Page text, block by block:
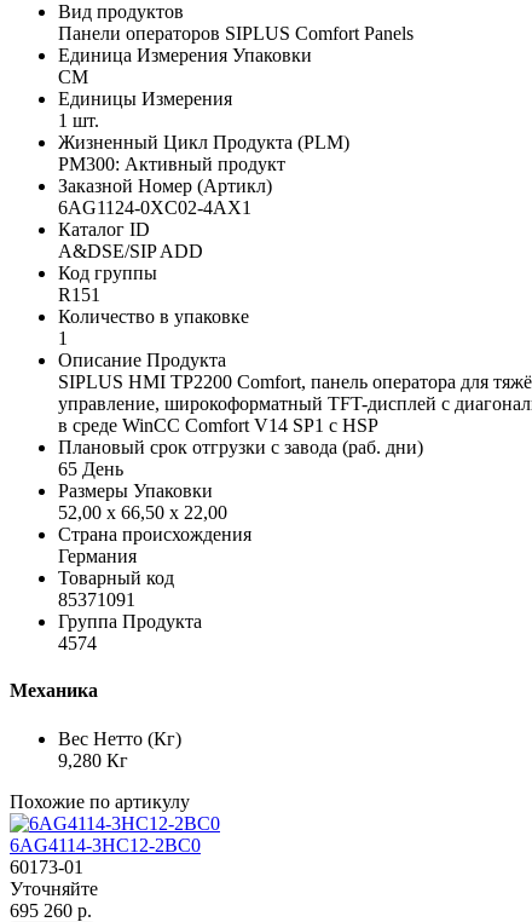
Вид продуктов
Панели операторов SIPLUS Comfort Panels
Единица Измерения Упаковки
CM
Единицы Измерения
1 шт.
Жизненный Цикл Продукта (PLM)
PM300: Активный продукт
Заказной Номер (Артикл)
6AG1124-0XC02-4AX1
Каталог ID
A&DSE/SIP ADD
Код группы
R151
Количество в упаковке
1
Описание Продукта
SIPLUS HMI TP2200 Comfort, панель оператора для
управление, широкоформатный TFT-дисплей с
в среде WinCC Comfort V14 SP1 с HSP
Плановый срок отгрузки с завода (раб. дни)
65 День
Размеры Упаковки
52,00 x 66,50 x 22,00
Страна происхождения
Германия
Товарный код
85371091
Группа Продукта
4574
Механика
Вес Нетто (Кг)
9,280 Кг
Похожие по артикулу
6AG4114-3HC12-2BC0
60173-01
Уточняйте
695 260 р.